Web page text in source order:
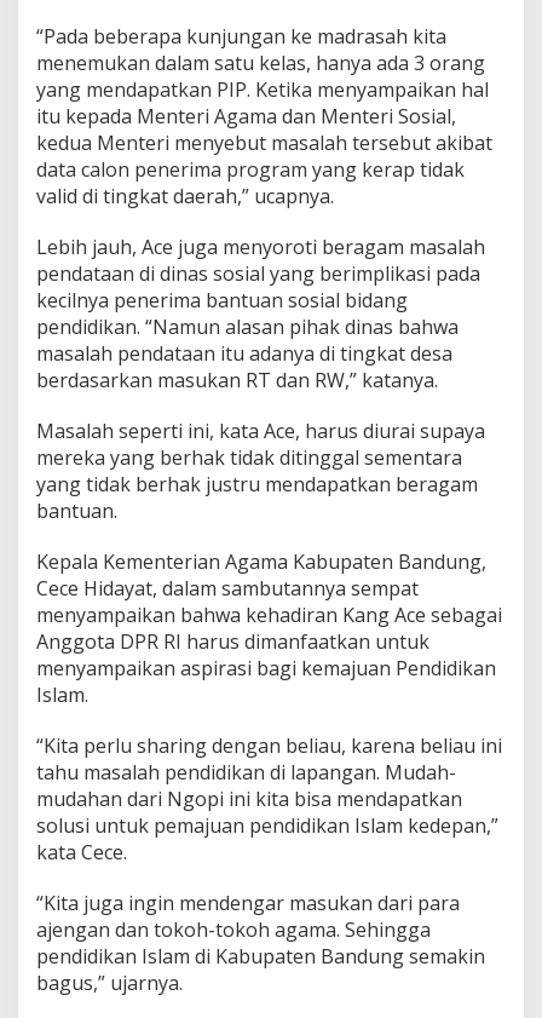
“Pada beberapa kunjungan ke madrasah kita
menemukan dalam satu kelas, hanya ada 3 orang
yang mendapatkan PIP. Ketika menyampaikan hal
itu kepada Menteri Agama dan Menteri Sosial,
kedua Menteri menyebut masalah tersebut akibat
data calon penerima program yang kerap tidak
valid di tingkat daerah,” ucapnya.
Lebih jauh, Ace juga menyoroti beragam masalah
pendataan di dinas sosial yang berimplikasi pada
kecilnya penerima bantuan sosial bidang
pendidikan. “Namun alasan pihak dinas bahwa
masalah pendataan itu adanya di tingkat desa
berdasarkan masukan RT dan RW,” katanya.
Masalah seperti ini, kata Ace, harus diurai supaya
mereka yang berhak tidak ditinggal sementara
yang tidak berhak justru mendapatkan beragam
bantuan.
Kepala Kementerian Agama Kabupaten Bandung,
Cece Hidayat, dalam sambutannya sempat
menyampaikan bahwa kehadiran Kang Ace sebagai
Anggota DPR RI harus dimanfaatkan untuk
menyampaikan aspirasi bagi kemajuan Pendidikan
Islam.
“Kita perlu sharing dengan beliau, karena beliau ini
tahu masalah pendidikan di lapangan. Mudah-
mudahan dari Ngopi ini kita bisa mendapatkan
solusi untuk pemajuan pendidikan Islam kedepan,”
kata Cece.
“Kita juga ingin mendengar masukan dari para
ajengan dan tokoh-tokoh agama. Sehingga
pendidikan Islam di Kabupaten Bandung semakin
bagus,” ujarnya.